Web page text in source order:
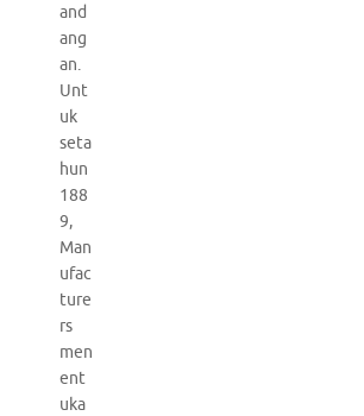
and
ang
an.
Unt
uk
seta
hun
188
9,
Man
ufac
ture
rs
men
ent
uka